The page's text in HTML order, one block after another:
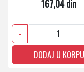
167,04 din
-
DODAJ U KORPU